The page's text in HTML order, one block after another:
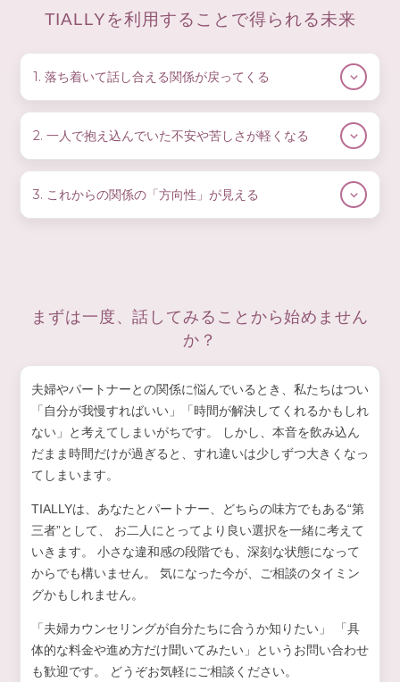
TIALLYを利用することで得られる未来
1. 落ち着いて話し合える関係が戻ってくる
TIALLYでは、まず「安全に話せる環境」を整えるところか
ら始めます。感情がぶつかると、何を話しても相手に届き
心の負担が軽くなると、お互いの本当の気持ちが見え、自
2. 一人で抱え込んでいた不安や苦しさが軽くなる
「どう思われるか不安」「自分が悪いのでは」と悩み続け
ると、心が消耗してしまいます。
3. これからの関係の「方向性」が見える
まずは一度、話してみることから始めません
か？
夫婦やパートナーとの関係に悩んでいるとき、私たちはつい
「自分が我慢すればいい」「時間が解決してくれるかもしれ
ない」と考えてしまいがちです。 しかし、本音を飲み込ん
だまま時間だけが過ぎると、すれ違いは少しずつ大きくなっ
てしまいます。
TIALLYは、あなたとパートナー、どちらの味方でもある“第
三者”として、 お二人にとってより良い選択を一緒に考えて
いきます。 小さな違和感の段階でも、深刻な状態になって
からでも構いません。 気になった今が、ご相談のタイミン
グかもしれません。
「夫婦カウンセリングが自分たちに合うか知りたい」 「具
体的な料金や進め方だけ聞いてみたい」というお問い合わせ
も歓迎です。 どうぞお気軽にご相談ください。